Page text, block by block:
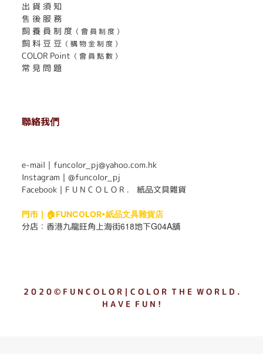
出 貨 須 知
售 後 服 務
飼 養 員 制 度 （ 會 員 制 度 ）
飼 料 豆 豆 （ 購 物 金 制 度 ）
COLOR Point （ 會 員 點 數 ）
常 見 問 題
聯絡我們
e-mail｜funcolor_pj@yahoo.com.hk
Instagram｜ @funcolor_pj
Facebook｜ F U N C O L O R ． 紙品文具雜貨
門市｜ 🏠FUNCOLOR•紙品文具雜貨店
分店： 香港九龍旺角上海街618地下G04A舖
2 0 2 0 © F U N C O L O R｜C O L O R T H E W O R L D .
H A V E F U N !